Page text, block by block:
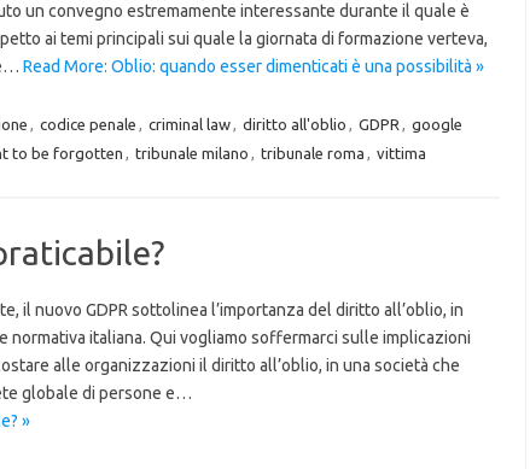
un convegno estremamente interessante durante il quale è
ai temi principali sui quale la giornata di formazione verteva,
Read More: Oblio: quando esser dimenticati è una possibilità »
, codice penale , criminal law, diritto all'oblio , GDPR , google
to be forgotten , tribunale milano , tribunale roma , vittima
il nuovo GDPR sottolinea l’importanza del diritto all’oblio, in
normativa italiana. Qui vogliamo soffermarci sulle implicazioni
alle organizzazioni il diritto all’oblio, in una società che
globale di persone e…
»